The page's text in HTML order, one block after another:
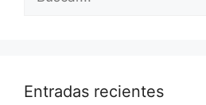
Entradas recientes